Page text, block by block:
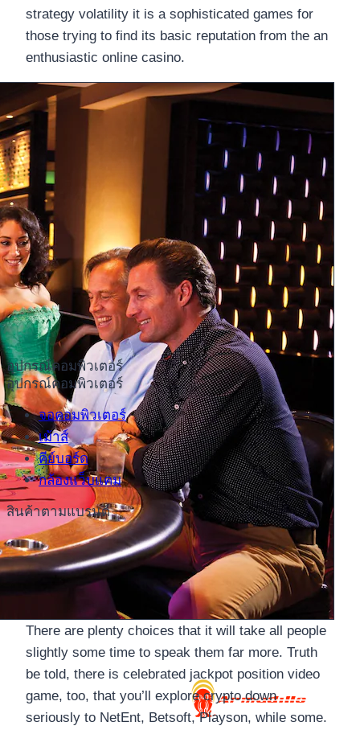
อุปกรณ์คอมพิวเตอร์
อุปกรณ์คอมพิวเตอร์
จอคอมพิวเตอร์
เม้าส์
คีย์บอร์ด
กล้องแว็บแคม
สินค้าตามแบรนด์
strategy volatility it is a sophisticated games for
those trying to find its basic reputation from the an
enthusiastic online casino.
There are plenty choices that it will take all people
slightly some time to speak them far more. Truth
be told, there is celebrated jackpot position video
game, too, that you’ll explore crypto down
seriously to NetEnt, Betsoft, Playson, while some.